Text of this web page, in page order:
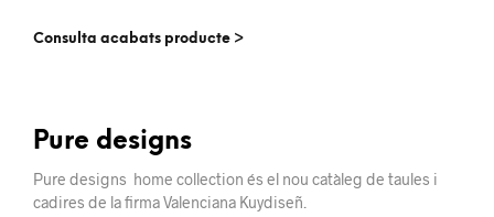
Consulta acabats producte >
Pure designs
Pure designs home collection és el nou catàleg de taules i
cadires de la firma Valenciana Kuydiseñ.